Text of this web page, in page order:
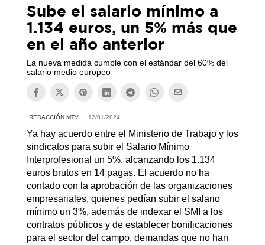
Sube el salario mínimo a
1.134 euros, un 5% más que
en el año anterior
La nueva medida cumple con el estándar del 60% del
salario medio europeo
REDACCIÓN MTV 12/01/2024
Ya hay acuerdo entre el Ministerio de Trabajo y los
sindicatos para subir el Salario Mínimo
Interprofesional un 5%, alcanzando los 1.134
euros brutos en 14 pagas. El acuerdo no ha
contado con la aprobación de las organizaciones
empresariales, quienes pedían subir el salario
mínimo un 3%, además de indexar el SMI a los
contratos públicos y de establecer bonificaciones
para el sector del campo, demandas que no han